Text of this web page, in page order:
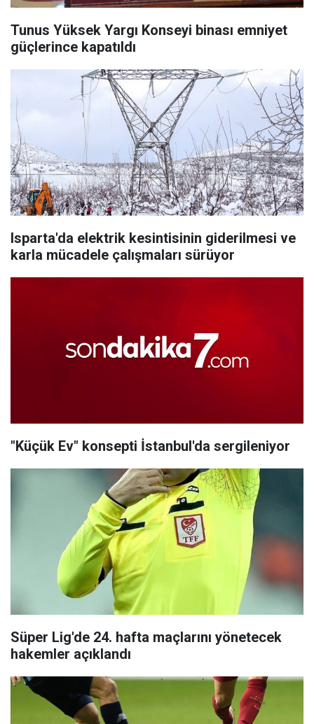
Tunus Yüksek Yargı Konseyi binası emniyet
güçlerince kapatıldı
Isparta'da elektrik kesintisinin giderilmesi ve
karla mücadele çalışmaları sürüyor
"Küçük Ev" konsepti İstanbul'da sergileniyor
Süper Lig'de 24. hafta maçlarını yönetecek
hakemler açıklandı